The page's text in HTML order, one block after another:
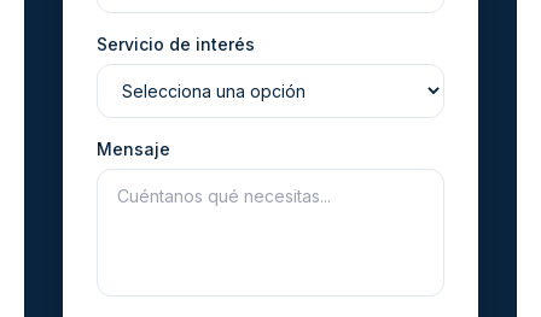
Servicio de interés
Mensaje